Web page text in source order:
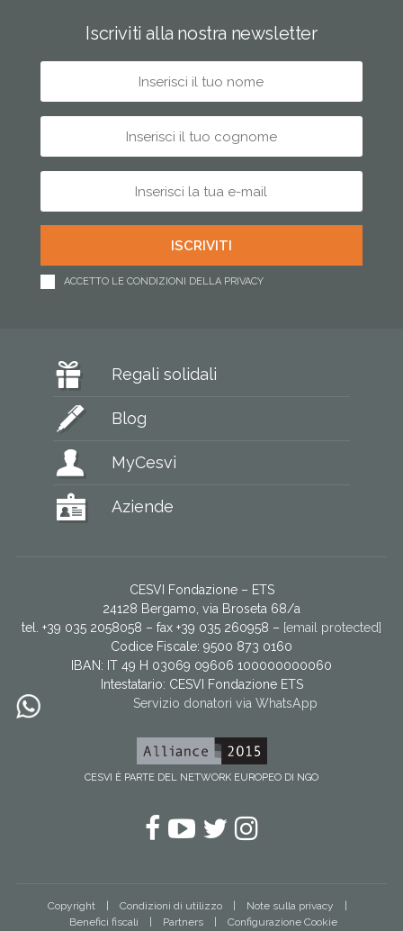
Iscriviti alla nostra newsletter
ACCETTO LE CONDIZIONI DELLA PRIVACY
Regali solidali
Blog
MyCesvi
Aziende
CESVI Fondazione – ETS
24128 Bergamo, via Broseta 68/a
tel. +39 035 2058058 – fax +39 035 260958 – [email protected]
Codice Fiscale: 9500 873 0160
IBAN: IT 49 H 03069 09606 100000000060
Intestatario: CESVI Fondazione ETS
Servizio donatori via WhatsApp
CESVI È PARTE DEL NETWORK EUROPEO DI NGO
Facebook
YouTube
Twitter
Instagram
Copyright Condizioni di utilizzo
Note sulla privacy
Benefici fiscali
Partners Configurazione Cookie